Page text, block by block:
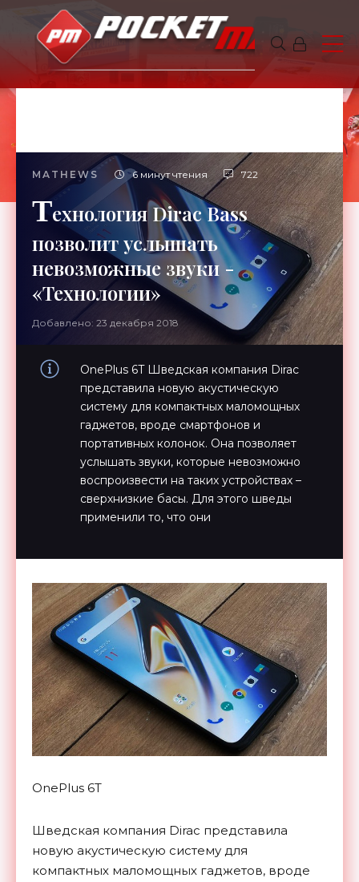
MATHEWS 6 минут чтения 722
Технология Dirac Bass
позволит услышать
невозможные звуки -
«Технологии»
Добавлено: 23 декабря 2018
OnePlus 6T Шведская компания Dirac
представила новую акустическую
систему для компактных маломощных
гаджетов, вроде смартфонов и
портативных колонок. Она позволяет
услышать звуки, которые невозможно
воспроизвести на таких устройствах –
сверхнизкие басы. Для этого шведы
применили то, что они
OnePlus 6T
Шведская компания Dirac представила
новую акустическую систему для
компактных маломощных гаджетов, вроде